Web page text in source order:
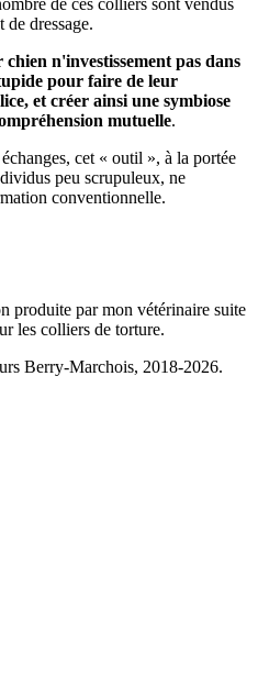
dressage.
n'investissement pas dans
pour faire de leur
et créer ainsi une symbiose
mutuelle.
cet « outil », à la portée
peu scrupuleux, ne
conventionnelle.
produite par mon vétérinaire suite
les colliers de torture.
Berry-Marchois, 2018-2026.